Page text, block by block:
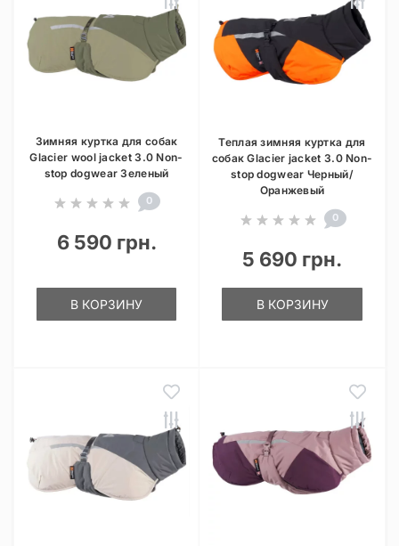
Зимняя куртка для собак
Glacier wool jacket 3.0 Non-
stop dogwear Зеленый
0
6 590 грн.
В КОРЗИНУ
Теплая зимняя куртка для
собак Glacier jacket 3.0 Non-
stop dogwear Черный/
Оранжевый
0
5 690 грн.
В КОРЗИНУ